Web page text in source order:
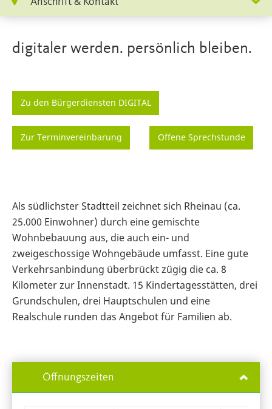
digitaler werden. persönlich bleiben.
Zu den Bürgerdiensten DIGITAL
Zur Terminvereinbarung Offene Sprechstunde
Als südlichster Stadtteil zeichnet sich Rheinau (ca.
25.000 Einwohner) durch eine gemischte
Wohnbebauung aus, die auch ein- und
zweigeschossige Wohngebäude umfasst. Eine gute
Verkehrsanbindung überbrückt zügig die ca. 8
Kilometer zur Innenstadt. 15 Kindertagesstätten, drei
Grundschulen, drei Hauptschulen und eine
Realschule runden das Angebot für Familien ab.
Öffnungszeiten